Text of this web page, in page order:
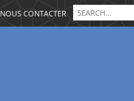
NOUS CONTACTER